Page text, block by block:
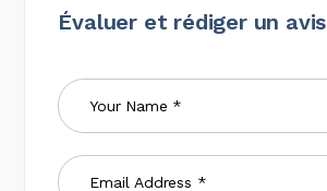
Évaluer et rédiger un avis